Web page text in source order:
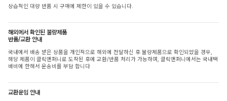
상습적인 대량 반품 시 구매에 제한이 있을 수 있습니다.
해외에서 확인된 불량제품
반품/교환 안내
국내에서 배송 받은 상품을 개인적으로 해외에 전달하신 후 불량제품으로 확인되었을 경우,
해당 제품이 클릭앤퍼니로 도착된 후에 교환/반품 처리가 가능하며, 클릭앤퍼니에서는 국내택
배비에 한해서 운송비를 부담 합니다
교환운임 안내